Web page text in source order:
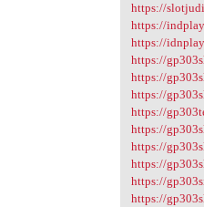
https://
https://
https://
https://
https://
https://
https://
https://
https://
https://
https://
https://